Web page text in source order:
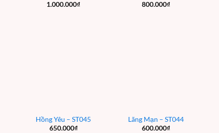
1.000.000₫
800.000₫
Hồng Yêu – ST045
650.000₫
Lãng Mạn – ST044
600.000₫